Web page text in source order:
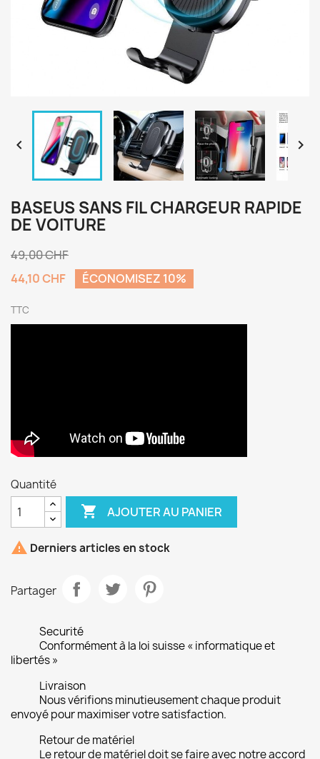
 
BASEUS SANS FIL CHARGEUR RAPIDE
DE VOITURE
49,00 CHF
44,10 CHF
ÉCONOMISEZ 10%
TTC
Quantité
 AJOUTER AU PANIER
 Derniers articles en stock
Partager
Securité
Conformément à la loi suisse « informatique et
libertés »
Livraison
Nous vérifions minutieusement chaque produit
envoyé pour maximiser votre satisfaction.
Retour de matériel
Le retour de matériel doit se faire avec notre accord